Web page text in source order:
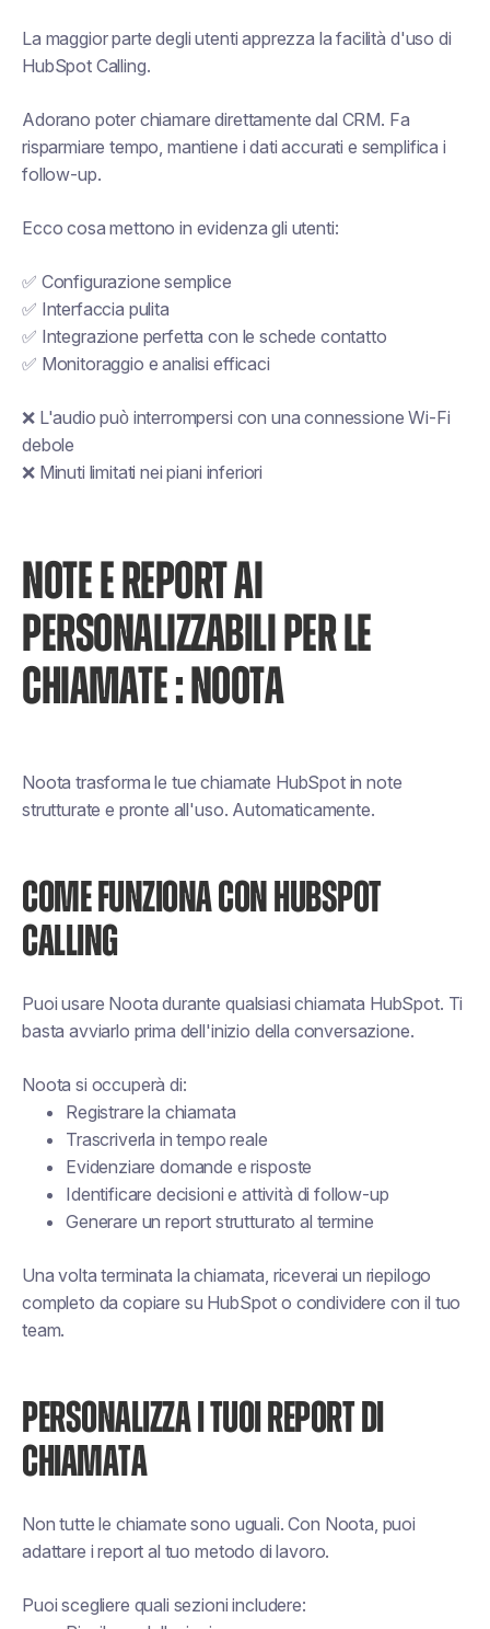
La maggior parte degli utenti apprezza la facilità d'uso di
HubSpot Calling.
Adorano poter chiamare direttamente dal CRM. Fa
risparmiare tempo, mantiene i dati accurati e semplifica i
follow-up.
Ecco cosa mettono in evidenza gli utenti:
✅ Configurazione semplice
✅ Interfaccia pulita
✅ Integrazione perfetta con le schede contatto
✅ Monitoraggio e analisi efficaci
❌ L'audio può interrompersi con una connessione Wi-Fi
debole
❌ Minuti limitati nei piani inferiori
NOTE E REPORT AI
PERSONALIZZABILI PER LE
CHIAMATE : NOOTA
Noota trasforma le tue chiamate HubSpot in note
strutturate e pronte all'uso. Automaticamente.
COME FUNZIONA CON HUBSPOT
CALLING
Puoi usare Noota durante qualsiasi chiamata HubSpot. Ti
basta avviarlo prima dell'inizio della conversazione.
Noota si occuperà di:
Registrare la chiamata
Trascriverla in tempo reale
Evidenziare domande e risposte
Identificare decisioni e attività di follow-up
Generare un report strutturato al termine
Una volta terminata la chiamata, riceverai un riepilogo
completo da copiare su HubSpot o condividere con il tuo
team.
PERSONALIZZA I TUOI REPORT DI
CHIAMATA
Non tutte le chiamate sono uguali. Con Noota, puoi
adattare i report al tuo metodo di lavoro.
Puoi scegliere quali sezioni includere: